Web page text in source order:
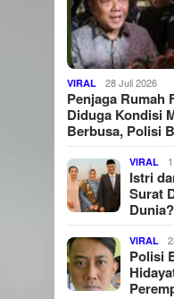
VIRAL 28 Juli 2026
Penjaga Rumah
Diduga Kondisi
Berbusa, Polisi
VIRAL
Istri
Surat
VIRAL
Polisi